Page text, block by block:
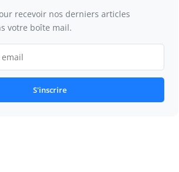
recevoir nos derniers articles
votre boîte mail.
S'inscrire